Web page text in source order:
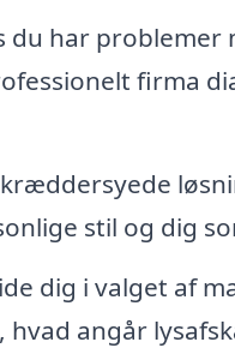
du har
firma
stil og dig
dig i valget af
angår